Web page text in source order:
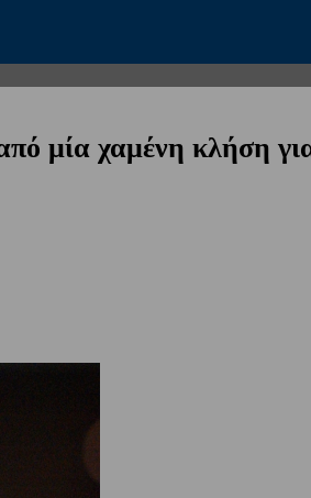
μία χαμένη κλήση